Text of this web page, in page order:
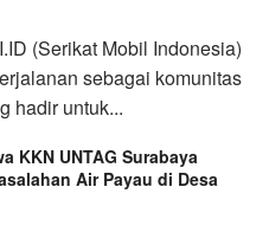
(Serikat Mobil Indonesia)
sebagai komunitas
hadir untuk...
KKN UNTAG Surabaya
Air Payau di Desa